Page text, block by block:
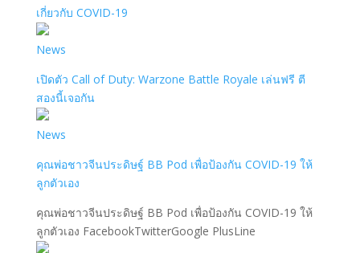
เกี่ยวกับ COVID-19
News
เปิดตัว Call of Duty: Warzone Battle Royale เล่นฟรี ตี
สองนี้เจอกัน
News
คุณพ่อชาวจีนประดิษฐ์ BB Pod เพื่อป้องกัน COVID-19 ให้
ลูกตัวเอง
คุณพ่อชาวจีนประดิษฐ์ BB Pod เพื่อป้องกัน COVID-19 ให้
ลูกตัวเอง FacebookTwitterGoogle PlusLine